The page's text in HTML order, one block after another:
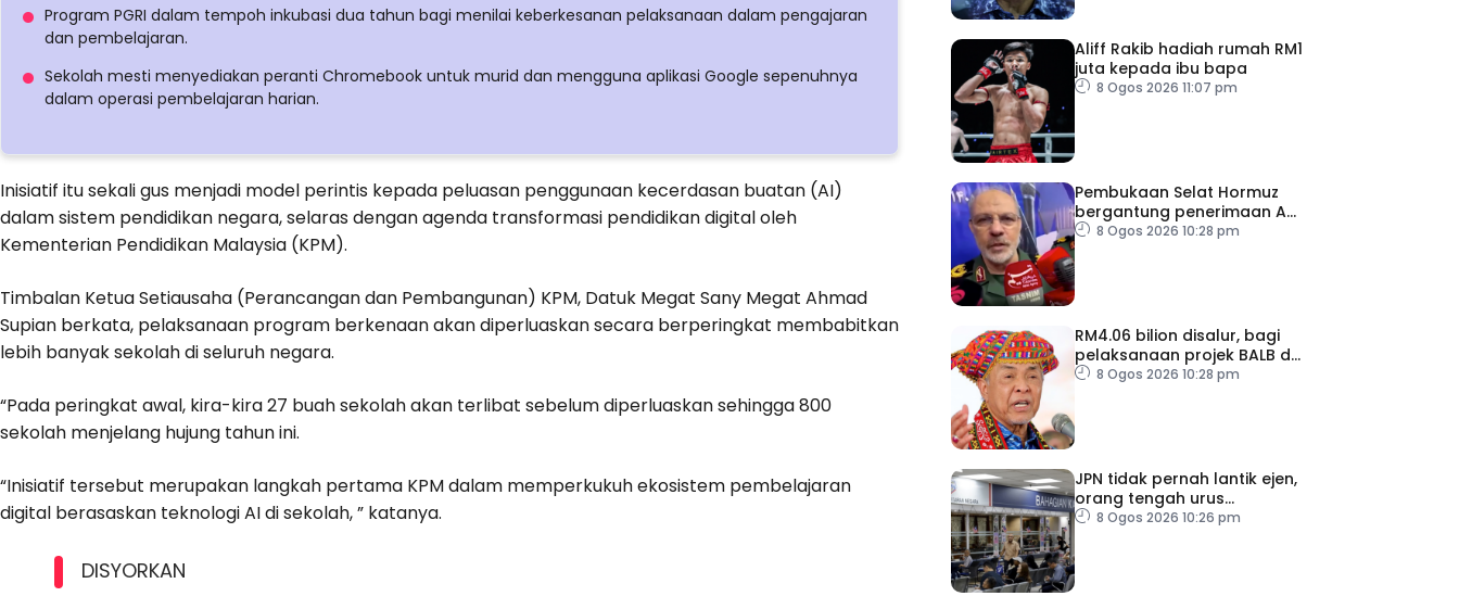
Program PGRI dalam tempoh inkubasi dua tahun bagi menilai keberkesanan pelaksanaan dalam pengajaran
dan pembelajaran.
Sekolah mesti menyediakan peranti Chromebook untuk murid dan mengguna aplikasi Google sepenuhnya
dalam operasi pembelajaran harian.
Inisiatif itu sekali gus menjadi model perintis kepada peluasan penggunaan kecerdasan buatan (AI)
dalam sistem pendidikan negara, selaras dengan agenda transformasi pendidikan digital oleh
Kementerian Pendidikan Malaysia (KPM).
Timbalan Ketua Setiausaha (Perancangan dan Pembangunan) KPM, Datuk Megat Sany Megat Ahmad
Supian berkata, pelaksanaan program berkenaan akan diperluaskan secara berperingkat membabitkan
lebih banyak sekolah di seluruh negara.
“Pada peringkat awal, kira-kira 27 buah sekolah akan terlibat sebelum diperluaskan sehingga 800
sekolah menjelang hujung tahun ini.
“Inisiatif tersebut merupakan langkah pertama KPM dalam memperkukuh ekosistem pembelajaran
digital berasaskan teknologi AI di sekolah, ” katanya.
DISYORKAN
Aliff Rakib hadiah rumah RM1
juta kepada ibu bapa
8 Ogos 2026 11:07 pm
Pembukaan Selat Hormuz
bergantung penerimaan AS
– IRGC
8 Ogos 2026 10:28 pm
RM4.06 bilion disalur, bagi
pelaksanaan projek BALB di
Sabah
8 Ogos 2026 10:28 pm
JPN tidak pernah lantik ejen,
orang tengah urus
dokumentasi
8 Ogos 2026 10:26 pm